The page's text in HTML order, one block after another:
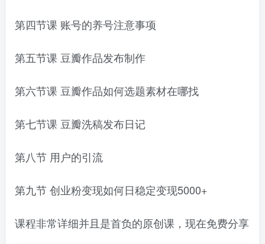
第四节课 账号的养号注意事项
第五节课 豆瓣作品发布制作
第六节课 豆瓣作品如何选题素材在哪找
第七节课 豆瓣洗稿发布日记
第八节 用户的引流
第九节 创业粉变现如何日稳定变现5000+
课程非常详细并且是首负的原创课，现在免费分享